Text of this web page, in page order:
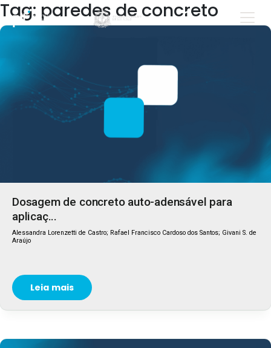
Tag: paredes de concreto
Dosagem de concreto auto-adensável para
aplicaç...
Alessandra Lorenzetti de Castro; Rafael Francisco Cardoso dos Santos; Givani S. de
Araújo
Leia mais